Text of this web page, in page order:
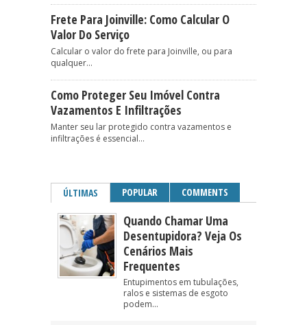
Frete Para Joinville: Como Calcular O
Valor Do Serviço
Calcular o valor do frete para Joinville, ou para
qualquer...
Como Proteger Seu Imóvel Contra
Vazamentos E Infiltrações
Manter seu lar protegido contra vazamentos e
infiltrações é essencial...
ÚLTIMAS POPULAR COMMENTS
Quando Chamar Uma
Desentupidora? Veja Os
Cenários Mais
Frequentes
Entupimentos em tubulações,
ralos e sistemas de esgoto
podem...